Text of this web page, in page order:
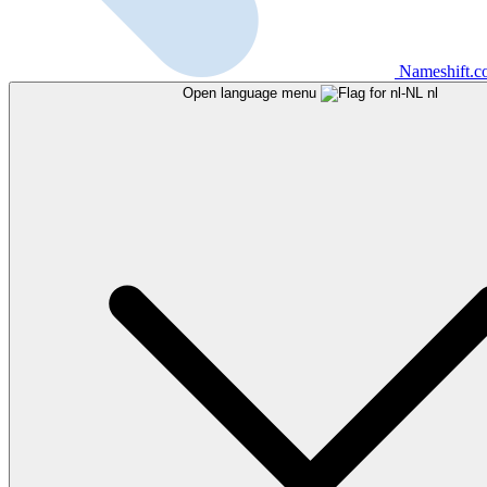
Open language menu nl